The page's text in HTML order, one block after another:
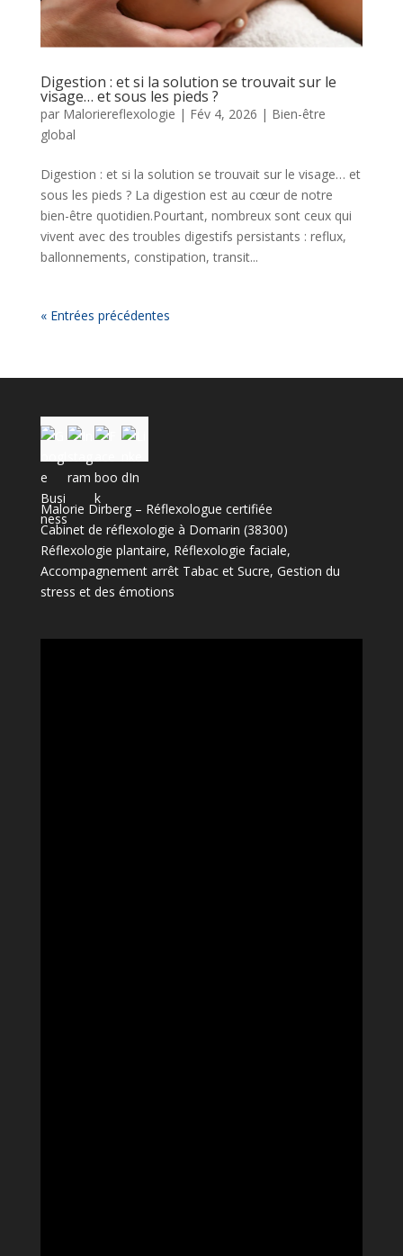
Digestion : et si la solution se trouvait sur le
visage… et sous les pieds ?
par Maloriereflexologie | Fév 4, 2026 | Bien-être
global
Digestion : et si la solution se trouvait sur le visage… et
sous les pieds ? La digestion est au cœur de notre
bien-être quotidien.Pourtant, nombreux sont ceux qui
vivent avec des troubles digestifs persistants : reflux,
ballonnements, constipation, transit...
« Entrées précédentes
Malorie Dirberg – Réflexologue certifiée
Cabinet de réflexologie à Domarin (38300)
Réflexologie plantaire, Réflexologie faciale,
Accompagnement arrêt Tabac et Sucre, Gestion du
stress et des émotions